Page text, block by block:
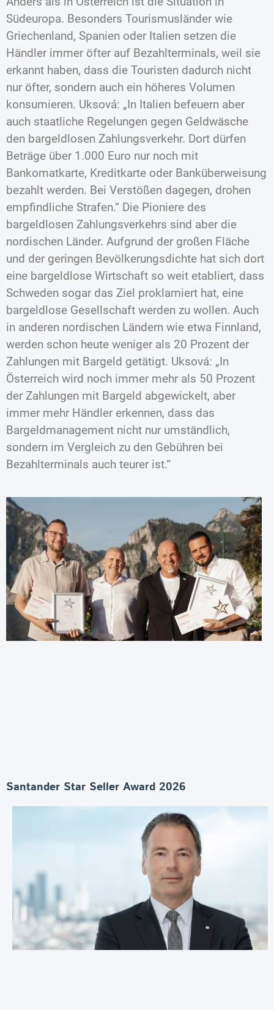
Südeuropa. Besonders Tourismusländer wie
Griechenland, Spanien oder Italien setzen die
Händler immer öfter auf Bezahlterminals, weil sie
erkannt haben, dass die Touristen dadurch nicht
nur öfter, sondern auch ein höheres Volumen
konsumieren. Uksová: „In Italien befeuern aber
auch staatliche Regelungen gegen Geldwäsche
den bargeldlosen Zahlungsverkehr. Dort dürfen
Beträge über 1.000 Euro nur noch mit
Bankomatkarte, Kreditkarte oder Banküberweisung
bezahlt werden. Bei Verstößen dagegen, drohen
empfindliche Strafen.“ Die Pioniere des
bargeldlosen Zahlungsverkehrs sind aber die
nordischen Länder. Aufgrund der großen Fläche
und der geringen Bevölkerungsdichte hat sich dort
eine bargeldlose Wirtschaft so weit etabliert, dass
Schweden sogar das Ziel proklamiert hat, eine
bargeldlose Gesellschaft werden zu wollen. Auch
in anderen nordischen Ländern wie etwa Finnland,
werden schon heute weniger als 20 Prozent der
Zahlungen mit Bargeld getätigt. Uksová: „In
Österreich wird noch immer mehr als 50 Prozent
der Zahlungen mit Bargeld abgewickelt, aber
immer mehr Händler erkennen, dass das
Bargeldmanagement nicht nur umständlich,
sondern im Vergleich zu den Gebühren bei
Bezahlterminals auch teurer ist.“
Santander Star Seller Award 2026